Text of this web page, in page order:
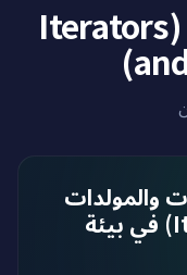
المكررات والمولدات (Iterators
والمولدات
(Iterators and Generators) في بيئة